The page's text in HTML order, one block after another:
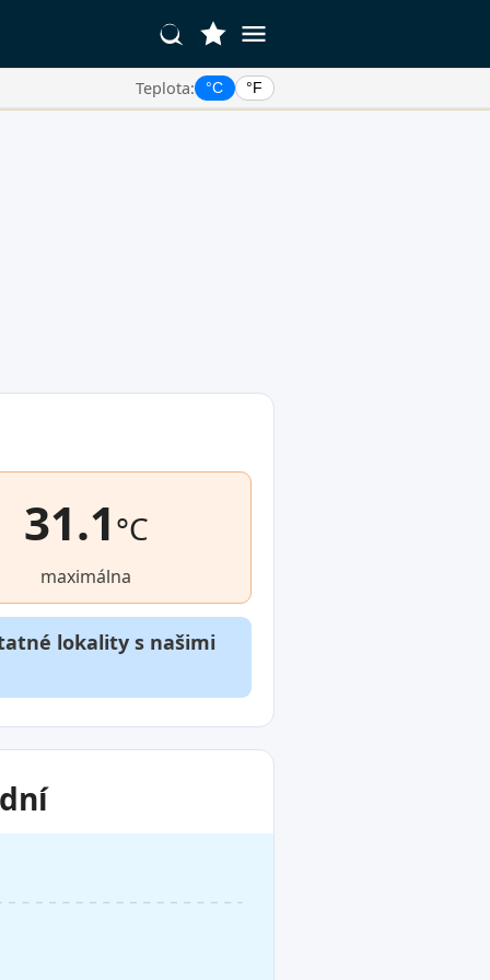
Teplota: °C °F
31.1°C
maximálna
lokality s našimi